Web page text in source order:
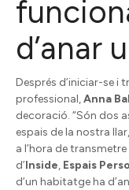
d’anar
Després d’iniciar-se i
professional,Anna
decoració. “Són dos
espais de la nostra
a l’hora de
d’Inside, Espais
d’un habitatge ha